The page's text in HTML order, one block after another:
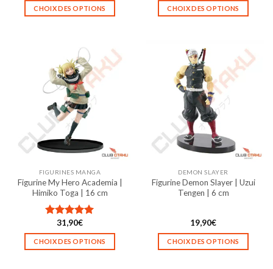
CHOIX DES OPTIONS
plusieurs
variations.
Les
options
peuvent
être
choisies
sur
page
du
CHOIX DES OPTIONS
a
plusieurs
variations.
Les
options
peuvent
être
choisies
sur
page
du
FIGURINES MANGA
Figurine My Hero Academia |
Himiko Toga | 16 cm
Note5.00
sur 5
31,90€
CHOIX DES OPTIONS
DEMON SLAYER
Figurine Demon Slayer | Uzui
Tengen | 6 cm
19,90€
CHOIX DES OPTIONS